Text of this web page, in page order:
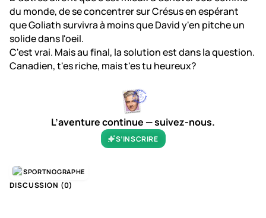
du monde, de se concentrer sur Crésus en espérant
que Goliath survivra à moins que David y'en pitche un
solide dans l'oeil.
C'est vrai. Mais au final, la solution est dans la question.
Canadien, t'es riche, mais t'es tu heureux?
L’aventure continue — suivez-nous.
S’INSCRIRE
SPORTNOGRAPHE
DISCUSSION (0)